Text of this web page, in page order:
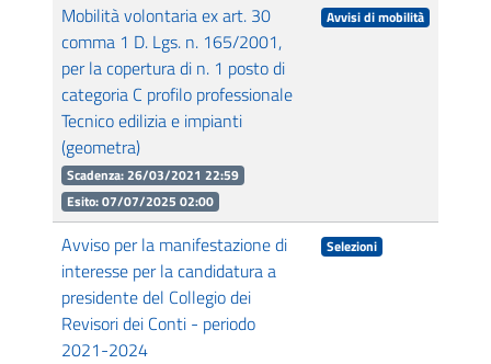
Mobilità volontaria ex art. 30
comma 1 D. Lgs. n. 165/2001,
per la copertura di n. 1 posto di
categoria C profilo professionale
Tecnico edilizia e impianti
(geometra)
Scadenza: 26/03/2021 22:59
Esito: 07/07/2025 02:00
Avvisi di mobilità
Avviso per la manifestazione di
interesse per la candidatura a
presidente del Collegio dei
Revisori dei Conti - periodo
2021-2024
Selezioni